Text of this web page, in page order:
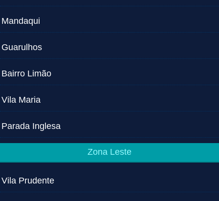
Mandaqui
Guarulhos
Bairro Limão
Vila Maria
Parada Inglesa
Zona Leste
Vila Prudente